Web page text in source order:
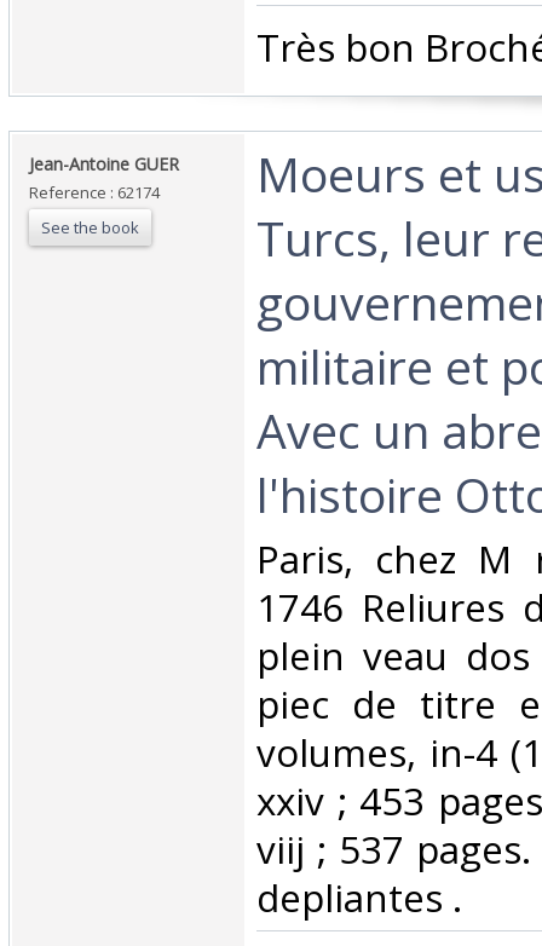
‎Très bon
‎Jean-Antoine GUER‎
Reference : 62174
See the book
‎Moeurs et
Turcs, leur
militaire et
Avec un
l'histoire
‎Paris, chez M
1746 Reliures
plein veau
piec de titre
volumes, in-4
xxiv ; 453
viij ; 537
depliantes .‎